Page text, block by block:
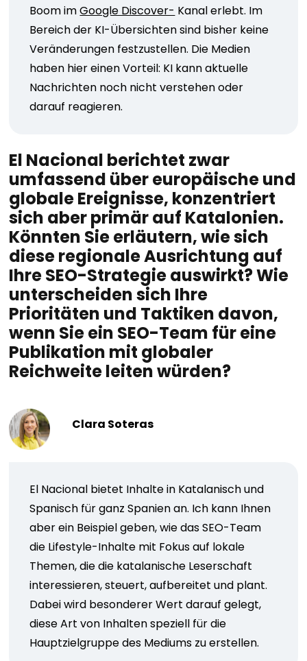
Boom imGoogle Discover- Kanal erlebt. Im
Bereich der KI-Übersichten sind bisher keine
Veränderungen festzustellen. Die Medien
haben hier einen Vorteil: KI kann aktuelle
Nachrichten noch nicht verstehen oder
darauf reagieren.
El Nacional berichtet zwar
umfassend über europäische und
globale Ereignisse, konzentriert
sich aber primär auf Katalonien.
Könnten Sie erläutern, wie sich
diese regionale Ausrichtung auf
Ihre SEO-Strategie auswirkt? Wie
unterscheiden sich Ihre
Prioritäten und Taktiken davon,
wenn Sie ein SEO-Team für eine
Publikation mit globaler
Reichweite leiten würden?
Clara Soteras
El Nacional bietet Inhalte in Katalanisch und
Spanisch für ganz Spanien an. Ich kann Ihnen
aber ein Beispiel geben, wie das SEO-Team
die Lifestyle-Inhalte mit Fokus auf lokale
Themen, die die katalanische Leserschaft
interessieren, steuert, aufbereitet und plant.
Dabei wird besonderer Wert darauf gelegt,
diese Art von Inhalten speziell für die
Hauptzielgruppe des Mediums zu erstellen.